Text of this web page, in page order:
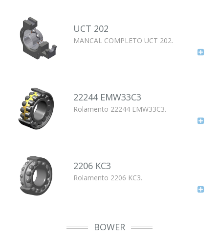
UCT 202
MANCAL COMPLETO UCT 202.
22244 EMW33C3
Rolamento 22244 EMW33C3.
2206 KC3
Rolamento 2206 KC3.
BOWER